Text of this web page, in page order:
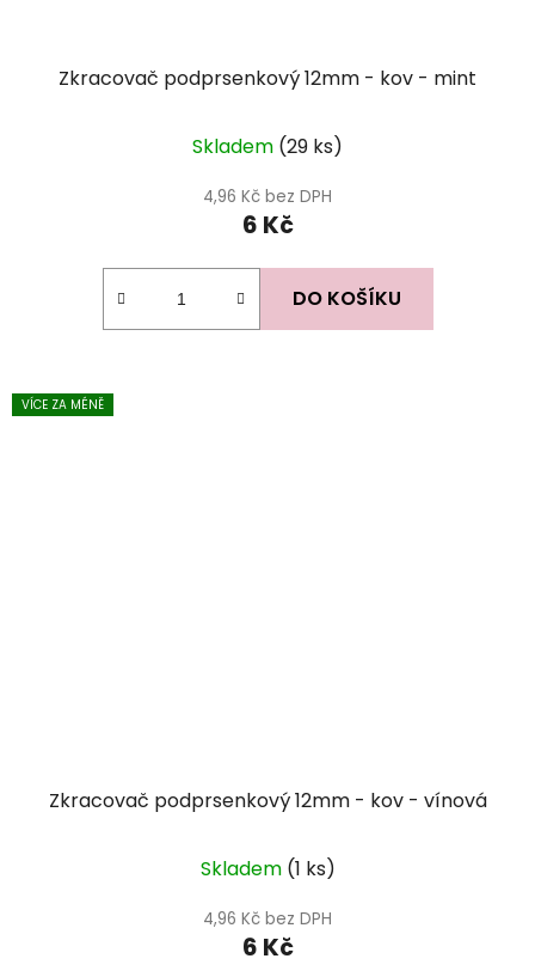
Zkracovač podprsenkový 12mm - kov - mint
Skladem (29 ks)
4,96 Kč bez DPH
6 Kč
DO KOŠÍKU
VÍCE ZA MÉNĚ
Zkracovač podprsenkový 12mm - kov - vínová
Skladem (1 ks)
4,96 Kč bez DPH
6 Kč